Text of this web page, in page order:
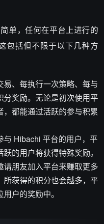
单，任何在平台上进行的
包括但不限于以下几种方
、每执行一次策略、每与
奖励。无论是初次使用平
都能通过活跃的参与积累
与 Hibachi 平台的用户，平
的用户将获得特殊奖励。
朋友加入平台来赚取更多
所获得的积分也会越多，平
户的奖励中。